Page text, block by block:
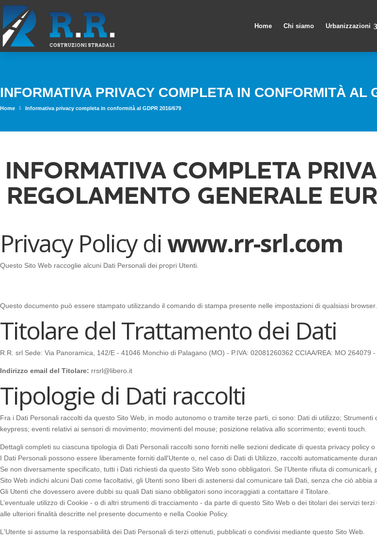
Home Chi siamo Urbanizzazioni
INFORMATIVA PRIVACY COMPLETA IN CONFORMITÀ AL
Home 5 Informativa privacy completa in conformità al GDPR 2016/679
INFORMATIVA COMPLETA
REGOLAMENTO GENERALE
Privacy Policy diwww.rr-srl.com
Questo Sito Web raccoglie alcuni Dati Personali dei propri Utenti.
Questo documento può essere stampato utilizzando il comando di stampa presente nelle impostazioni di qualsiasi browser.
Titolare del Trattamento dei Dati
R.R. srl Sede: Via Panoramica, 142/E - 41046 Monchio di Palagano (MO) - P.IVA: 02081260362 CCIAA/REA: MO
Indirizzo email del Titolare: rrsrl@libero.it
Tipologie di Dati raccolti
Fra i Dati Personali raccolti da questo Sito Web, in modo autonomo o tramite terze parti, ci sono: Dati di utilizzo;
keypress; eventi relativi ai sensori di movimento; movimenti del mouse; posizione relativa allo scorrimento; eventi touch.
Dettagli completi su ciascuna tipologia di Dati Personali raccolti sono forniti nelle sezioni dedicate di questa privacy policy
I Dati Personali possono essere liberamente forniti dall'Utente o, nel caso di Dati di Utilizzo, raccolti automaticamente
Se non diversamente specificato, tutti i Dati richiesti da questo Sito Web sono obbligatori. Se l’Utente rifiuta di
Sito Web indichi alcuni Dati come facoltativi, gli Utenti sono liberi di astenersi dal comunicare tali Dati, senza che ciò
Gli Utenti che dovessero avere dubbi su quali Dati siano obbligatori sono incoraggiati a contattare il Titolare.
L’eventuale utilizzo di Cookie - o di altri strumenti di tracciamento - da parte di questo Sito Web o dei titolari dei servizi
alle ulteriori finalità descritte nel presente documento e nella Cookie Policy.
L'Utente si assume la responsabilità dei Dati Personali di terzi ottenuti, pubblicati o condivisi mediante questo Sito Web.